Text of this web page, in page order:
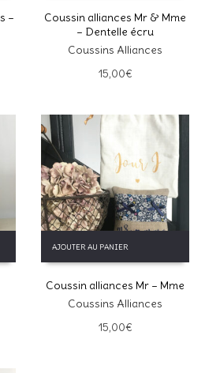
–
Coussin alliances Mr & Mme
– Dentelle écru
Coussins Alliances
15,00€
AJOUTER AU PANIER
Coussin alliances Mr – Mme
Coussins Alliances
15,00€